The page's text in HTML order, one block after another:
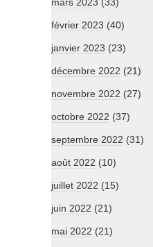
février 2023 (40)
janvier 2023 (23)
décembre 2022 (21)
novembre 2022 (27)
octobre 2022 (37)
septembre 2022 (31)
août 2022 (10)
juillet 2022 (15)
juin 2022 (21)
mai 2022 (21)